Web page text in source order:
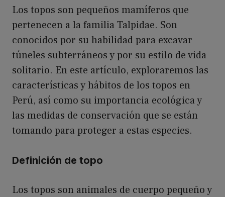
Los topos son pequeños mamíferos que
pertenecen a la familia Talpidae. Son
conocidos por su habilidad para excavar
túneles subterráneos y por su estilo de vida
solitario. En este artículo, exploraremos las
características y hábitos de los topos en
Perú, así como su importancia ecológica y
las medidas de conservación que se están
tomando para proteger a estas especies.
Definición de topo
Los topos son animales de cuerpo pequeño y